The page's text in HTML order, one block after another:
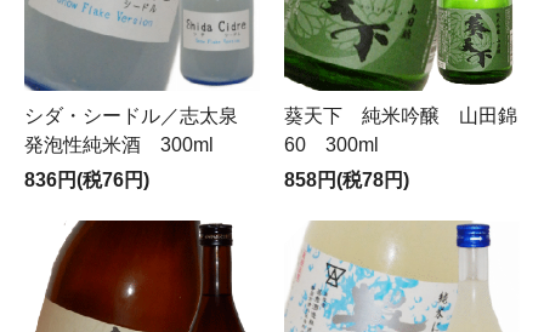
シダ・シードル／志太泉
発泡性純米酒 300ml
836円(税76円)
葵天下 純米吟醸 山田錦
60 300ml
858円(税78円)